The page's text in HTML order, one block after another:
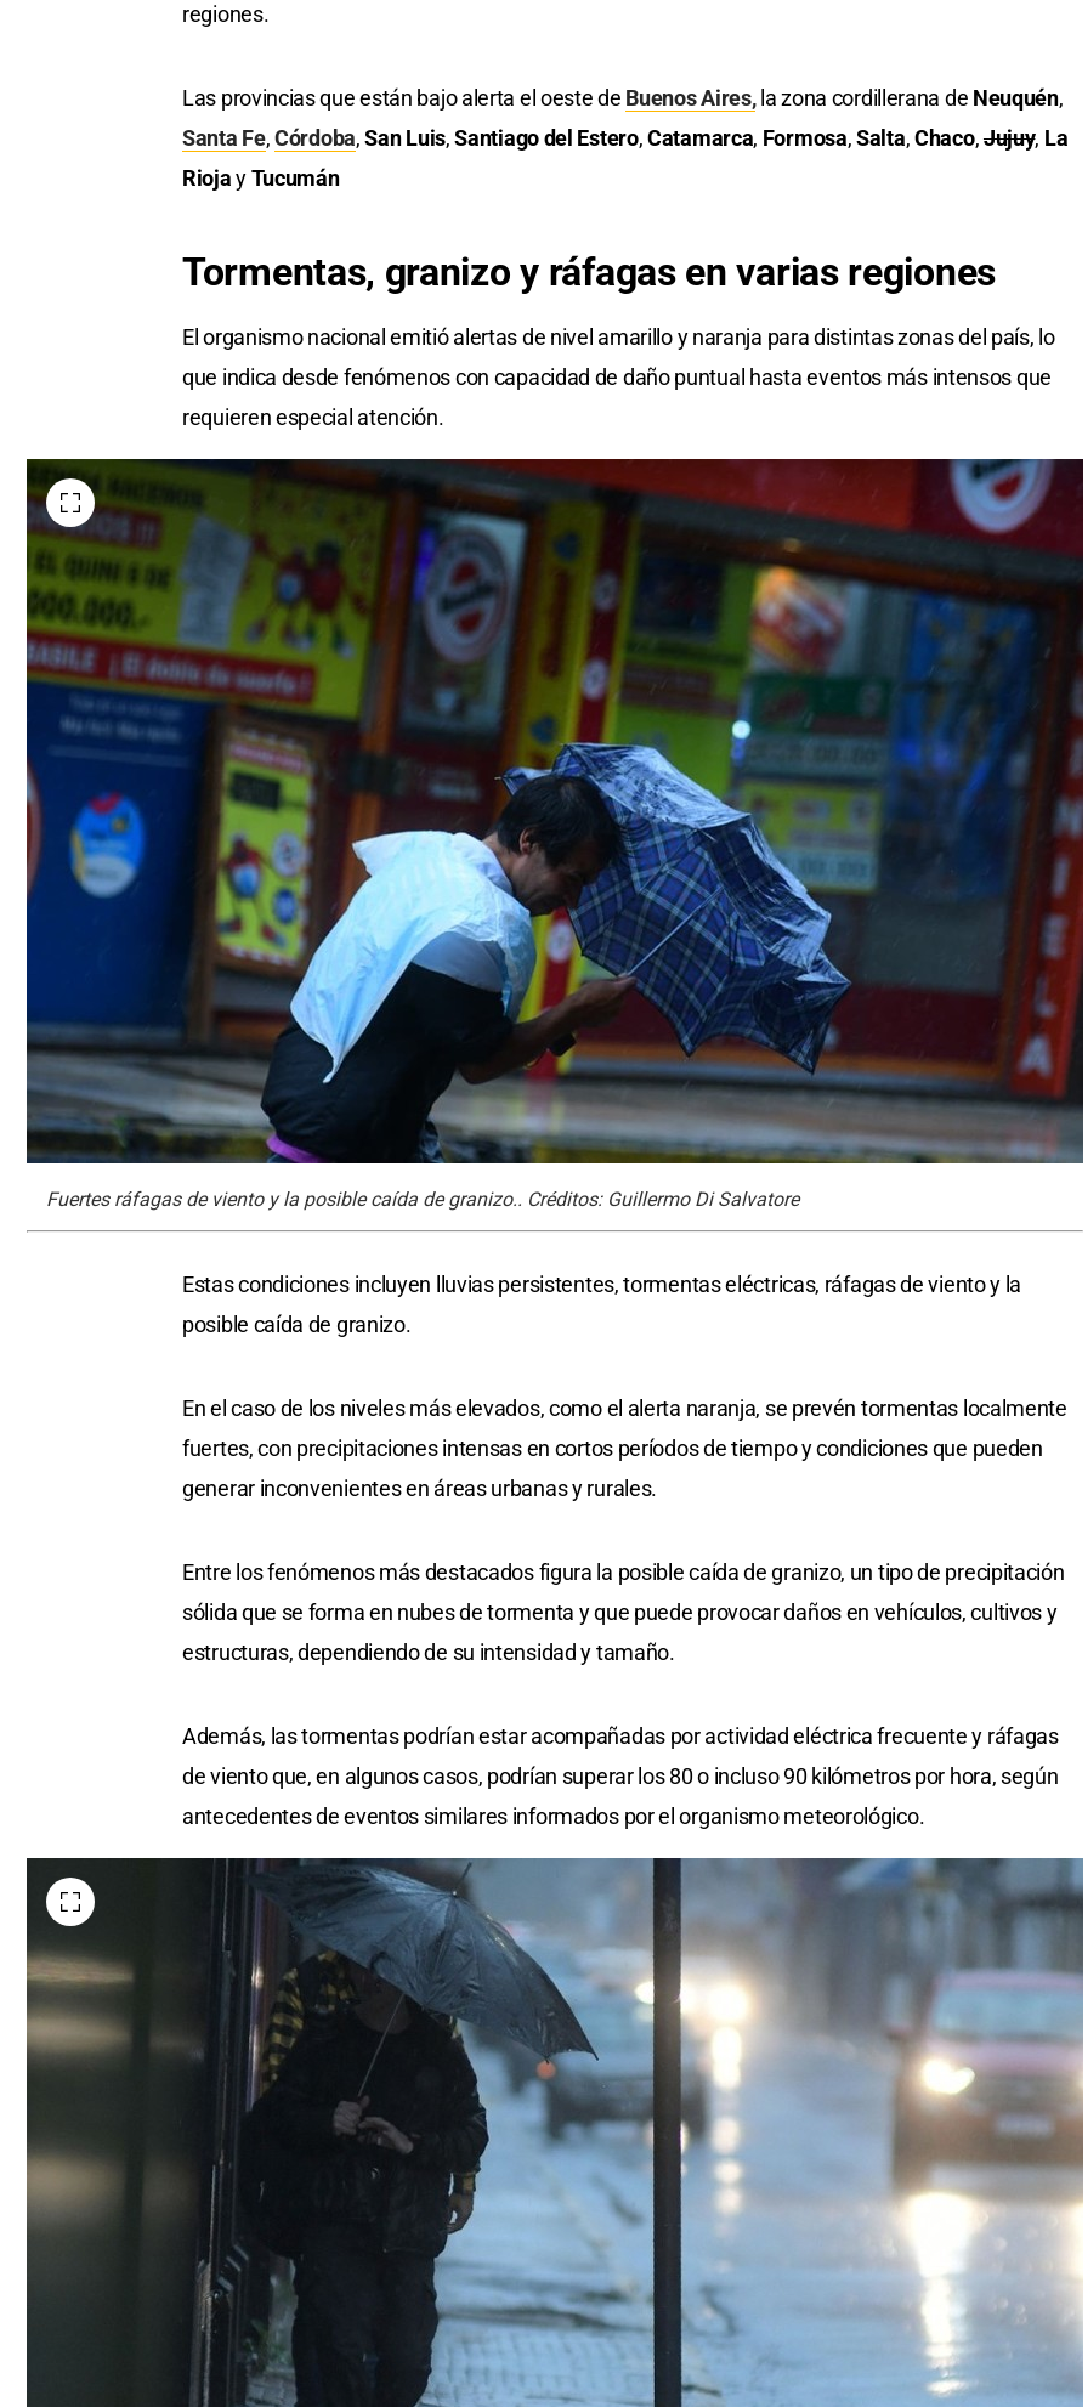
regiones.
Las provincias que están bajo alerta el oeste de Buenos Aires,la zona cordillerana de Neuquén,
Santa Fe,Córdoba,San Luis,Santiago del Estero,Catamarca, Formosa,Salta,Chaco,Jujuy, La
RiojayTucumán
Tormentas, granizo y ráfagas en varias regiones
El organismo nacional emitió alertas de nivel amarillo y naranja para distintas zonas del país, lo
que indica desde fenómenos con capacidad de daño puntual hasta eventos más intensos que
requieren especial atención.
Fuertes ráfagas de viento y la posible caída de granizo.. Créditos: Guillermo Di Salvatore
Estas condiciones incluyen lluvias persistentes, tormentas eléctricas, ráfagas de viento y la
posible caída de granizo.
En el caso de los niveles más elevados, como el alerta naranja, se prevén tormentas localmente
fuertes, con precipitaciones intensas en cortos períodos de tiempo y condiciones que pueden
generar inconvenientes en áreas urbanas y rurales.
Entre los fenómenos más destacados figura la posible caída de granizo, un tipo de precipitación
sólida que se forma en nubes de tormenta y que puede provocar daños en vehículos, cultivos y
estructuras, dependiendo de su intensidad y tamaño.
Además, las tormentas podrían estar acompañadas por actividad eléctrica frecuente y ráfagas
de viento que, en algunos casos, podrían superar los 80 o incluso 90 kilómetros por hora, según
antecedentes de eventos similares informados por el organismo meteorológico.